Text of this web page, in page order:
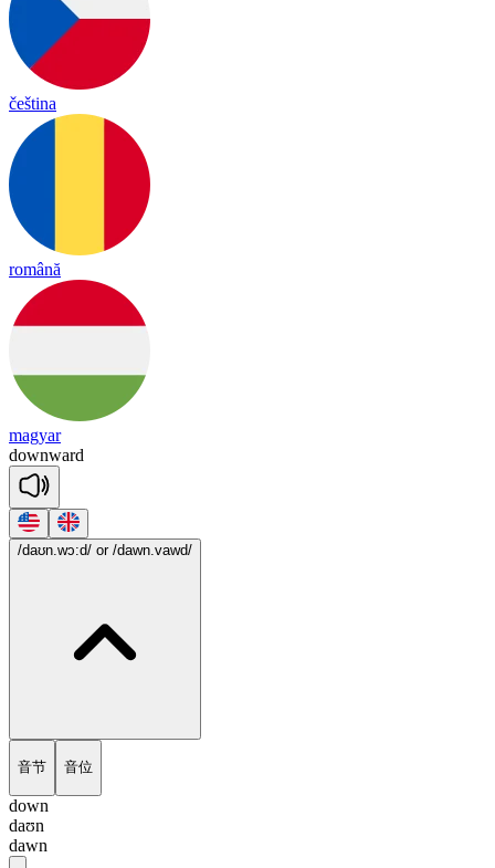
čeština
română
magyar
downward
/daʊn.wɔ:d/ or /dawn.vawd/
音节 音位
down
daʊn
dawn